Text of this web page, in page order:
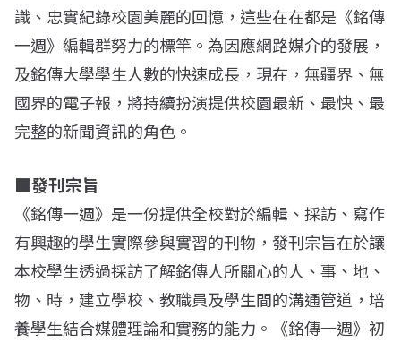
識、忠實紀錄校園美麗的回憶，這些在在都是《銘傳
一週》編輯群努力的標竿。為因應網路媒介的發展，
及銘傳大學學生人數的快速成長，現在，無疆界、無
國界的電子報，將持續扮演提供校園最新、最快、最
完整的新聞資訊的角色。
■發刊宗旨
《銘傳一週》是一份提供全校對於編輯、採訪、寫作
有興趣的學生實際參與實習的刊物，發刊宗旨在於讓
本校學生透過採訪了解銘傳人所關心的人、事、地、
物、時，建立學校、教職員及學生間的溝通管道，培
養學生結合媒體理論和實務的能力。《銘傳一週》初